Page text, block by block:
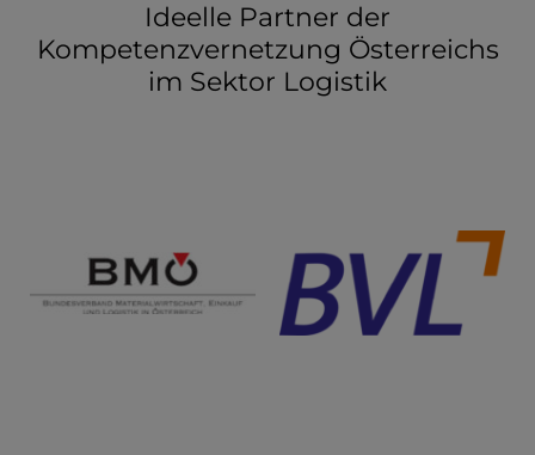
Ideelle Partner der
Kompetenzvernetzung Österreichs
im Sektor Logistik